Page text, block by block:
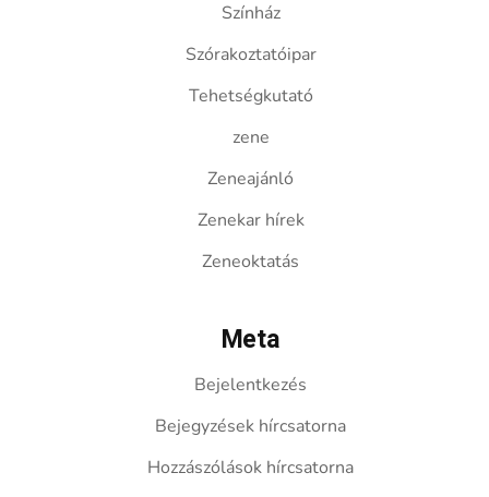
Színház
Szórakoztatóipar
Tehetségkutató
zene
Zeneajánló
Zenekar hírek
Zeneoktatás
Meta
Bejelentkezés
Bejegyzések hírcsatorna
Hozzászólások hírcsatorna